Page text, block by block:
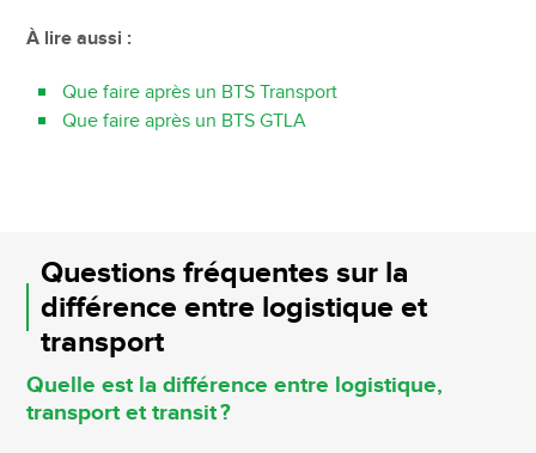
À lire aussi :
Que faire après un BTS Transport
Que faire après un BTS GTLA
Questions fréquentes sur la
différence entre logistique et
transport
Quelle est la différence entre logistique,
transport et transit ?